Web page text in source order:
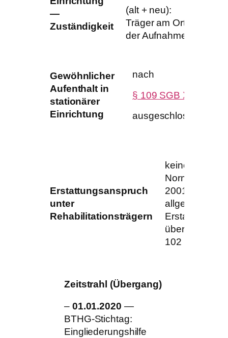
—
Zuständigkeit
(alt + neu):
Träger am Ort
der Aufnahme
Gewöhnlicher
Aufenthalt in
stationärer
Einrichtung
nach
§ 109 SGB XII
ausgeschlossen
Erstattungsanspruch
unter
Rehabilitationsträgern
keine
Norm in SGB
2001 a.F.;
allgemeine
über SGB X
102 ff.)
Zeitstrahl (Übergang)
– 01.01.2020 —
BTHG-Stichtag:
Eingliederungshilfe